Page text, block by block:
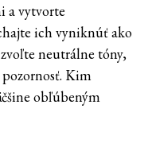
a vytvorte
ich vyniknúť ako
neutrálne tóny,
Kim
obľúbeným